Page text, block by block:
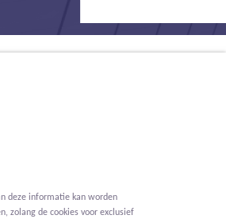
deze informatie kan worden
zolang de cookies voor exclusief